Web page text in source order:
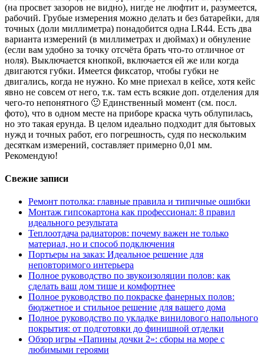
(на просвет зазоров не видно), нигде не люфтит и, разумеется,
рабочий. Грубые измерения можно делать и без батарейки, для
точных (доли миллиметра) понадобится одна LR44. Есть два
варианта измерений (в миллиметрах и дюймах) и обнуление
(если вам удобно за точку отсчёта брать что-то отличное от
ноля). Выключается кнопкой, включается ей же или когда
двигаются губки. Имеется фиксатор, чтобы губки не
двигались, когда не нужно. Ко мне приехал в кейсе, хотя кейс
явно не совсем от него, т.к. там есть всякие доп. отделения для
чего-то непонятного 🙂 Единственный момент (см. посл.
фото), что в одном месте на приборе краска чуть облупилась,
но это такая ерунда. В целом идеально подходит для бытовых
нужд и точных работ, его погрешность, судя по нескольким
десяткам измерений, составляет примерно 0,01 мм.
Рекомендую!
Свежие записи
Ремонт потолка: главные правила и типичные ошибки
Монтаж гипсокартона как профессионал: 8 правил
идеального результата
Теплоотдача радиаторов: почему важен не только
материал, но и способ подключения
Портьеры на заказ: Идеальное решение для
неповторимого интерьера
Полное руководство по звукоизоляции полов: как
сделать ваш дом тише и комфортнее
Полное руководство по покраске фанерных полов:
бюджетное и стильное решение для вашего дома
Полное руководство по укладке винилового напольного
покрытия: от подготовки до финишной отделки
Обзор игры «Папины дочки 2»: сборы на море с
любимыми героями